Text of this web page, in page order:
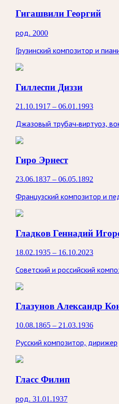
Гигашвили Георгий
род. 2000
Грузинский композитор и
Гиллеспи Диззи
21.10.1917 – 06.01.1993
Джазовый трубач-виртуоз,
Гиро Эрнест
23.06.1837 – 06.05.1892
Французский композитор и
Гладков Геннадий
18.02.1935 – 16.10.2023
Советский и российский
Глазунов Александр
10.08.1865 – 21.03.1936
Русский композитор, дирижер
Гласс Филип
род. 31.01.1937